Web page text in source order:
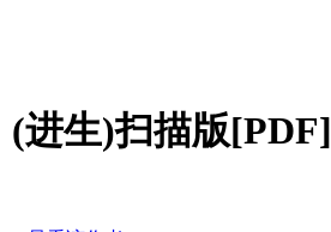
(进生)扫描版[PDF]